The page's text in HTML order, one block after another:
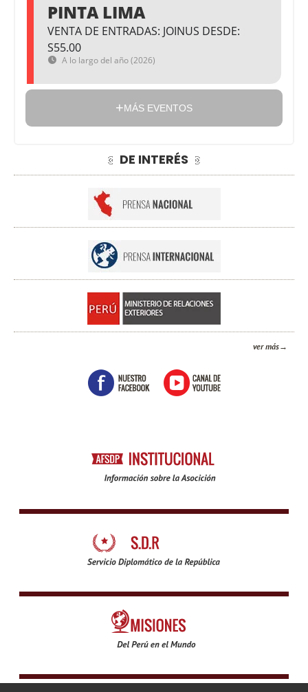
PINTA LIMA
VENTA DE ENTRADAS: JOINUS DESDE:
S55.00
A lo largo del año (2026)
MÁS EVENTOS
DE INTERÉS
ver más